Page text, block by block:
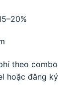
theo combo
hoặc đăng ký